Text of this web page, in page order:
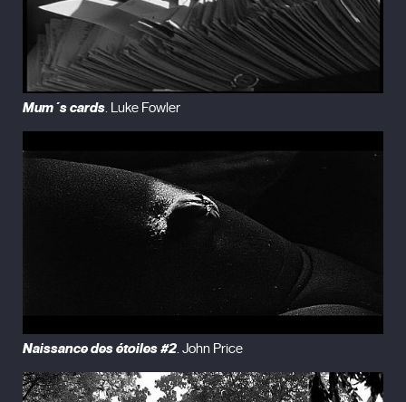
Mum´s cards. Luke Fowler
Naissance des étoiles #2. John Price